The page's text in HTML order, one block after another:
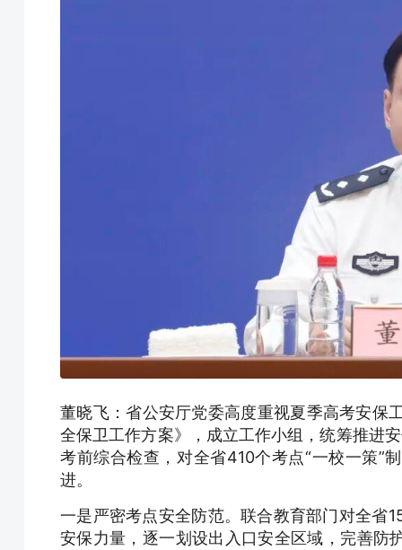
董晓飞：省公安厅党委高度重视夏季高考安保
全保卫工作方案》，成立工作小组，统筹推进
考前综合检查，对全省410个考点“一校一策”
进。
一是严密考点安全防范。联合教育部门对全省
安保力量，逐一划设出入口安全区域，完善防